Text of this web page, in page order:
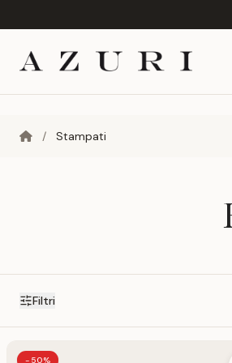
/ Stampati
Filtri
-50%